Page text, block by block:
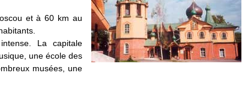
et à 60 km au
La capitale
une école des
musées, une